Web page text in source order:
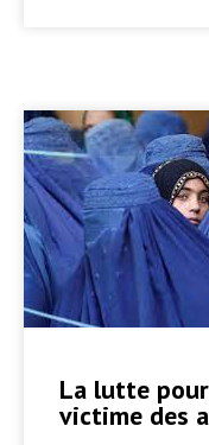
La lutte
victime des